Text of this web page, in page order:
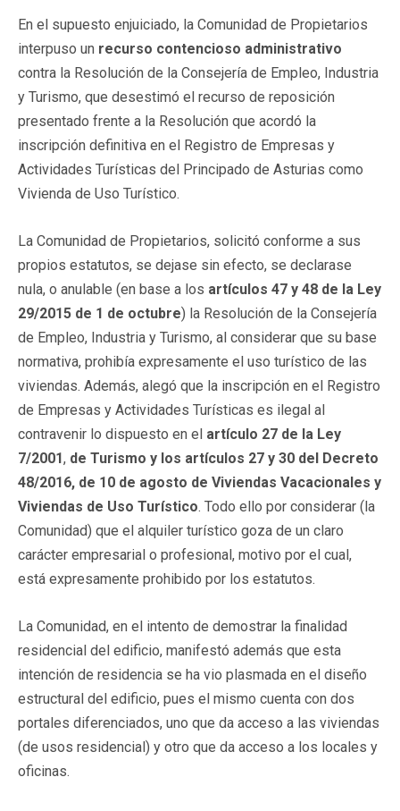
En el supuesto enjuiciado, la Comunidad de Propietarios
interpuso un recurso contencioso administrativo
contra la Resolución de la Consejería de Empleo, Industria
y Turismo, que desestimó el recurso de reposición
presentado frente a la Resolución que acordó la
inscripción definitiva en el Registro de Empresas y
Actividades Turísticas del Principado de Asturias como
Vivienda de Uso Turístico.
La Comunidad de Propietarios, solicitó conforme a sus
propios estatutos, se dejase sin efecto, se declarase
nula, o anulable (en base a los artículos 47 y 48 de la Ley
29/2015 de 1 de octubre) la Resolución de la Consejería
de Empleo, Industria y Turismo, al considerar que su base
normativa, prohibía expresamente el uso turístico de las
viviendas. Además, alegó que la inscripción en el Registro
de Empresas y Actividades Turísticas es ilegal al
contravenir lo dispuesto en el artículo 27 de la Ley
7/2001, de Turismo y los artículos 27 y 30 del Decreto
48/2016, de 10 de agosto de Viviendas Vacacionales y
Viviendas de Uso Turístico. Todo ello por considerar (la
Comunidad) que el alquiler turístico goza de un claro
carácter empresarial o profesional, motivo por el cual,
está expresamente prohibido por los estatutos.
La Comunidad, en el intento de demostrar la finalidad
residencial del edificio, manifestó además que esta
intención de residencia se ha vio plasmada en el diseño
estructural del edificio, pues el mismo cuenta con dos
portales diferenciados, uno que da acceso a las viviendas
(de usos residencial) y otro que da acceso a los locales y
oficinas.